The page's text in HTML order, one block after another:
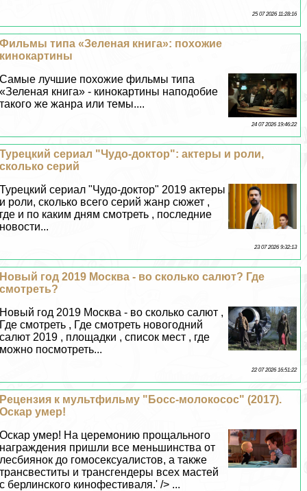
25 07 2026 11:28:16
Фильмы типа «Зеленая книга»: похожие
кинокартины
Самые лучшие похожие фильмы типа
«Зеленая книга» - кинокартины наподобие
такого же жанра или темы....
24 07 2026 19:46:22
Турецкий сериал "Чудо-доктор": актеры и роли,
сколько серий
Турецкий сериал "Чудо-доктор" 2019 актеры
и роли, сколько всего серий жанр сюжет ,
где и по каким дням смотреть , последние
новости...
23 07 2026 9:32:13
Новый год 2019 Москва - во сколько салют? Где
смотреть?
Новый год 2019 Москва - во сколько салют ,
Где смотреть , Где смотреть новогодний
салют 2019 , площадки , список мест , где
можно посмотреть...
22 07 2026 16:51:22
Рецензия к мультфильму "Босс-молокосос" (2017).
Оскар умер!
Оскар умер! На церемонию прощального
награждения пришли все меньшинства от
лecбиянок до гомоceкcуалистов, а также
трaнcвеститы и трaнcгендеры всех мастей
с берлинского кинофестиваля.' /> ...